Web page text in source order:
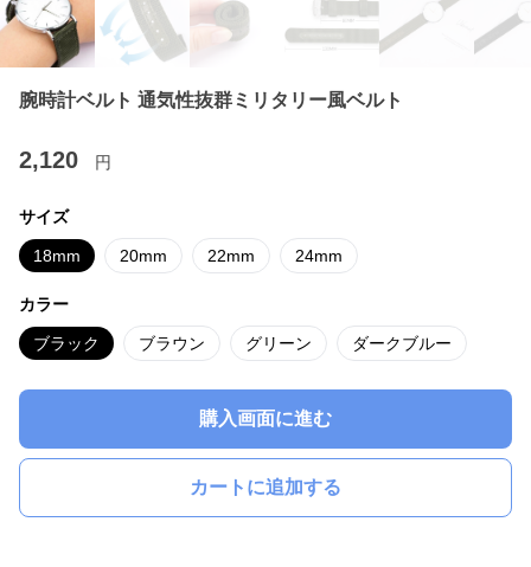
腕時計ベルト 通気性抜群ミリタリー風ベルト
2,120 円
サイズ
18mm 20mm 22mm 24mm
カラー
ブラック ブラウン グリーン ダークブルー
購入画面に進む
カートに追加する